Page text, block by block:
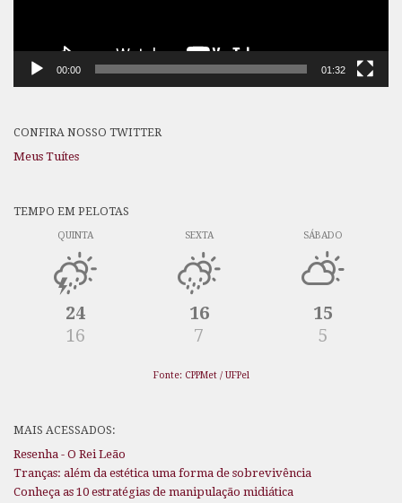
00:00 01:32
CONFIRA NOSSO TWITTER
Meus Tuítes
TEMPO EM PELOTAS
QUINTA
24
16
SEXTA
16
7
SÁBADO
15
5
Fonte: CPPMet / UFPel
MAIS ACESSADOS:
Resenha - O Rei Leão
Tranças: além da estética uma forma de sobrevivência
Conheça as 10 estratégias de manipulação midiática